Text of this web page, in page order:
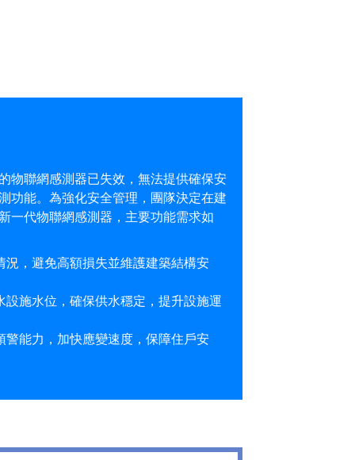
物聯網感測器已失效，無法提供確保安
功能。為強化安全管理，團隊決定在建
一代物聯網感測器，主要功能需求如
況，避免高額損失並維護建築結構安
設施水位，確保供水穩定，提升設施運
警能力，加快應變速度，保障住戶安